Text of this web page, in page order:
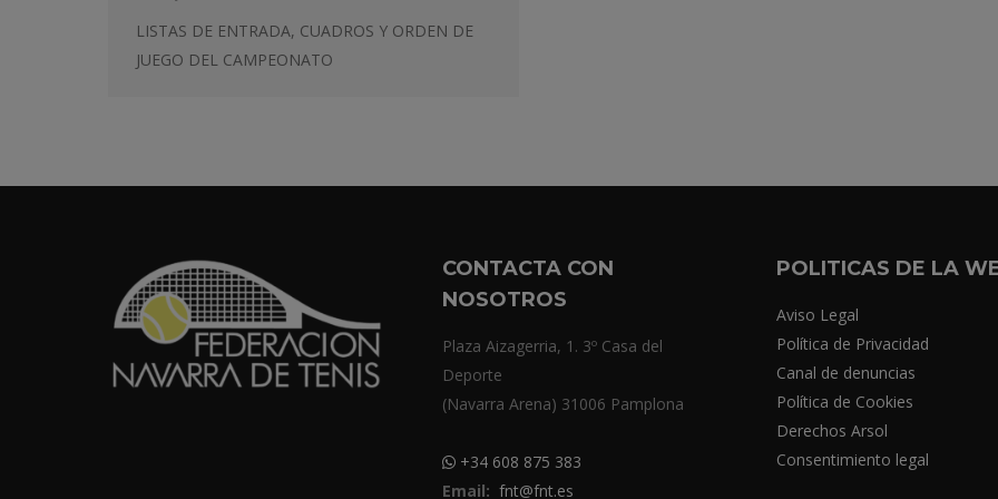
LISTAS DE ENTRADA, CUADROS Y ORDEN DE
JUEGO DEL CAMPEONATO
CONTACTA CON
NOSOTROS
Plaza Aizagerria, 1. 3º Casa del
Deporte
(Navarra Arena) 31006 Pamplona
+34 608 875 383
Email: fnt@fnt.es
POLITICAS DE LA
Aviso Legal
Política de Privacidad
Canal de denuncias
Política de Cookies
Derechos Arsol
Consentimiento legal